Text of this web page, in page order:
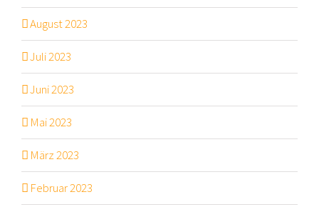
August 2023
Juli 2023
Juni 2023
Mai 2023
März 2023
Februar 2023